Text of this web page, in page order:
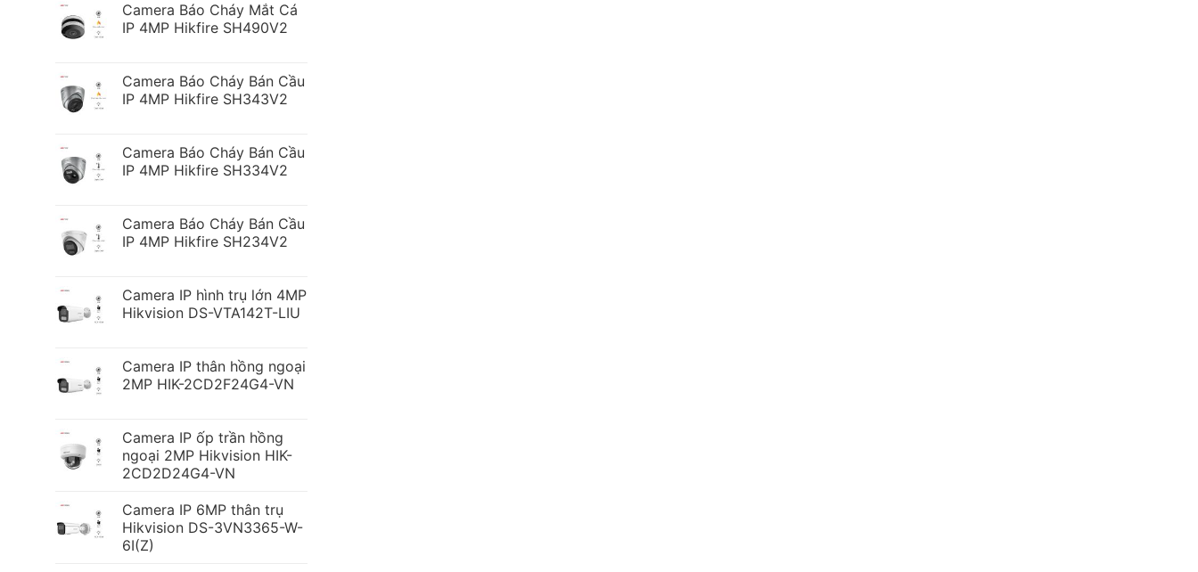
Camera Báo Cháy Mắt Cá
IP 4MP Hikfire SH490V2
Camera Báo Cháy Bán Cầu
IP 4MP Hikfire SH343V2
Camera Báo Cháy Bán Cầu
IP 4MP Hikfire SH334V2
Camera Báo Cháy Bán Cầu
IP 4MP Hikfire SH234V2
Camera IP hình trụ lớn 4MP
Hikvision DS-VTA142T-LIU
Camera IP thân hồng ngoại
2MP HIK-2CD2F24G4-VN
Camera IP ốp trần hồng
ngoại 2MP Hikvision HIK-
2CD2D24G4-VN
Camera IP 6MP thân trụ
Hikvision DS-3VN3365-W-
6I(Z)